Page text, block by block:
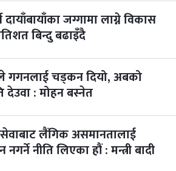
दायाँबायाँका जग्गामा लाग्ने विकास
बिन्दु बढाइँदै
गगनलाई चड्कन दियो, अबको
देउवा : मोहन बस्नेत
लैंगिक असमानतालाई
नगर्ने नीति लिएका हौं : मन्त्री बादी